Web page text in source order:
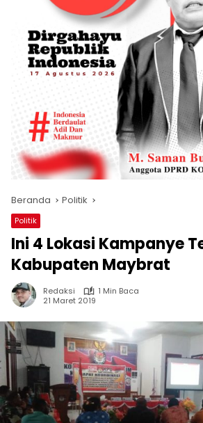
Beranda Politik
Politik
Ini 4 Lokasi Kampanye
Kabupaten Maybrat
Redaksi
1 Min Baca
21 Maret 2019